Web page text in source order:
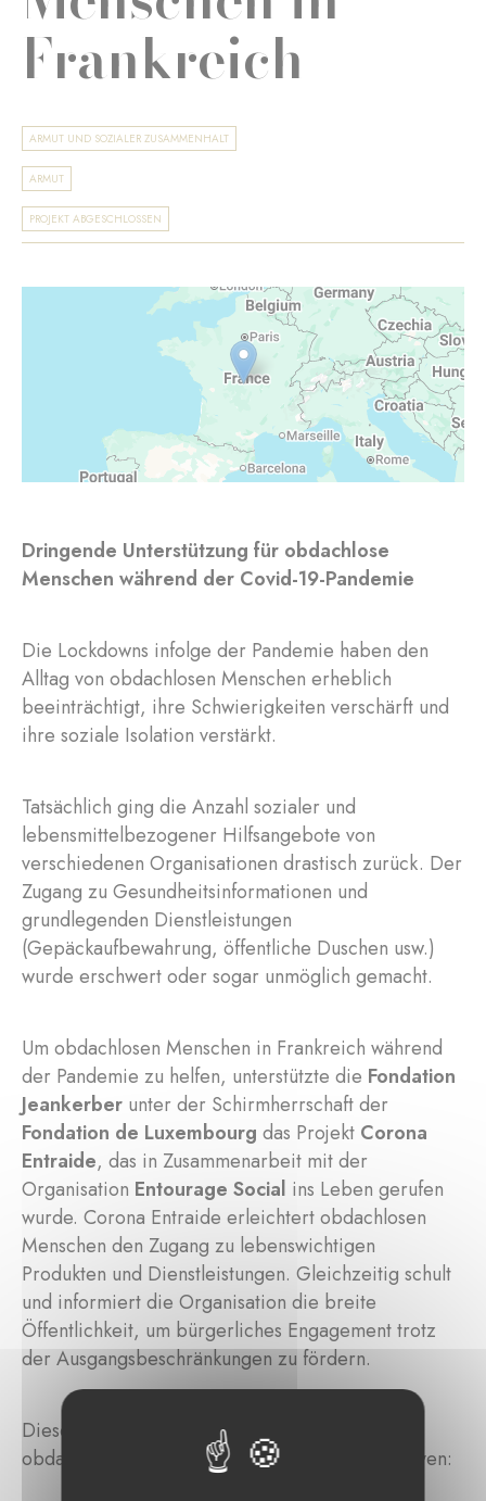
Frankreich
ARMUT UND SOZIALER ZUSAMMENHALT
ARMUT
PROJEKT ABGESCHLOSSEN
Dringende Unterstützung für obdachlose
Menschen während der Covid-19-Pandemie
Die Lockdowns infolge der Pandemie haben den
Alltag von obdachlosen Menschen erheblich
beeinträchtigt, ihre Schwierigkeiten verschärft und
ihre soziale Isolation verstärkt.
Tatsächlich ging die Anzahl sozialer und
lebensmittelbezogener Hilfsangebote von
verschiedenen Organisationen drastisch zurück. Der
Zugang zu Gesundheitsinformationen und
grundlegenden Dienstleistungen
(Gepäckaufbewahrung, öffentliche Duschen usw.)
wurde erschwert oder sogar unmöglich gemacht.
Um obdachlosen Menschen in Frankreich während
der Pandemie zu helfen, unterstützte die Fondation
Jeankerber unter der Schirmherrschaft der
Fondation de Luxembourg das Projekt Corona
Entraide, das in Zusammenarbeit mit der
Organisation Entourage Social ins Leben gerufen
wurde. Corona Entraide erleichtert obdachlosen
Menschen den Zugang zu lebenswichtigen
Produkten und Dienstleistungen. Gleichzeitig schult
und informiert die Organisation die breite
Öffentlichkeit, um bürgerliches Engagement trotz
der Ausgangsbeschränkungen zu fördern.
Dieses Projekt zur Bekämpfung der Isolation
obdachloser Menschen umfasst mehrere Initiativen: